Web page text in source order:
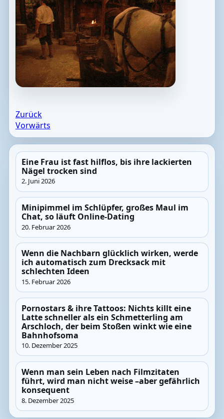
Zurück
Vorwärts
Eine Frau ist fast hilflos, bis ihre lackierten
Nägel trocken sind
2. Juni 2026
Minipimmel im Schlüpfer, großes Maul im
Chat, so läuft Online-Dating
20. Februar 2026
Wenn die Nachbarn glücklich wirken, werde
ich automatisch zum Drecksack mit
schlechten Ideen
15. Februar 2026
Pornostars & ihre Tattoos: Nichts killt eine
Latte schneller als ein Schmetterling am
Arschloch, der beim Stoßen winkt wie eine
Bahnhofsoma
10. Dezember 2025
Wenn man sein Leben nach Filmzitaten
führt, wird man nicht weise –aber gefährlich
konsequent
8. Dezember 2025